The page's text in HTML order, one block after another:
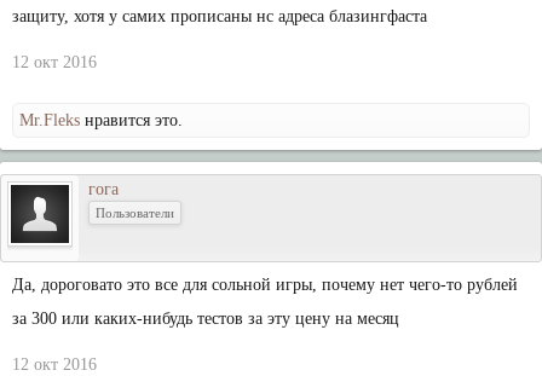
защиту, хотя у самих прописаны нс адреса блазингфаста
12 окт 2016
Mr.Fleks нравится это.
гога
Пользователи
Да, дороговато это все для сольной игры, почему нет чего-то рублей
за 300 или каких-нибудь тестов за эту цену на месяц
12 окт 2016